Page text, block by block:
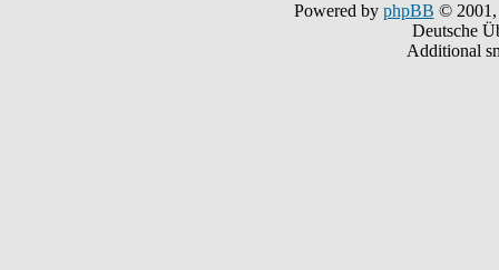
Powered by phpBB © 2001,
Deutsche
Additional